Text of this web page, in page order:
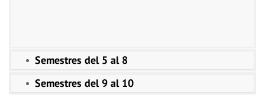
Semestres del 5 al 8
Semestres del 9 al 10